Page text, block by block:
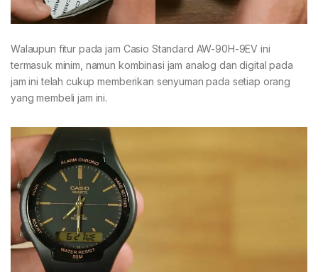
Walaupun fitur pada jam Casio Standard AW-90H-9EV ini
termasuk minim, namun kombinasi jam analog dan digital pada
jam ini telah cukup memberikan senyuman pada setiap orang
yang membeli jam ini.